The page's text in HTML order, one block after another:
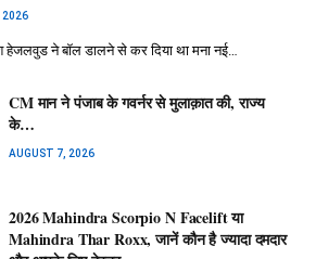
2026
ने बॉल डालने से कर दिया था मना नई…
CM मान ने पंजाब के गवर्नर से मुलाक़ात की, राज्य
के…
AUGUST 7, 2026
2026 Mahindra Scorpio N Facelift या
Mahindra Thar Roxx, जानें कौन है ज्यादा दमदार